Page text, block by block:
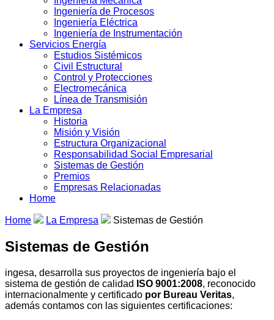
Ingeniería de Procesos
Ingeniería Eléctrica
Ingeniería de Instrumentación
Servicios Energía
Estudios Sistémicos
Civil Estructural
Control y Protecciones
Electromecánica
Línea de Transmisión
La Empresa
Historia
Misión y Visión
Estructura Organizacional
Responsabilidad Social Empresarial
Sistemas de Gestión
Premios
Empresas Relacionadas
Home
Home La Empresa Sistemas de Gestión
Sistemas de Gestión
ingesa, desarrolla sus proyectos de ingeniería bajo el
sistema de gestión de calidad ISO 9001:2008, reconocido
internacionalmente y certificado por Bureau Veritas,
además contamos con las siguientes certificaciones: